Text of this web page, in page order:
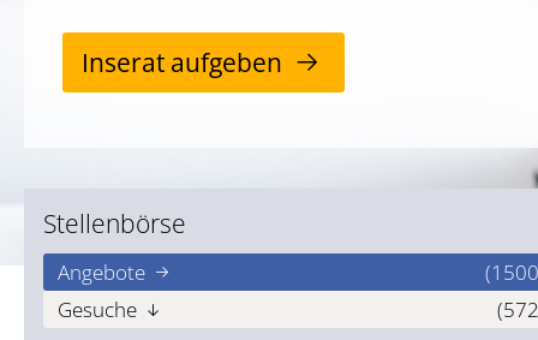
Inserat aufgeben
Stellenbörse
Angebote
Gesuche